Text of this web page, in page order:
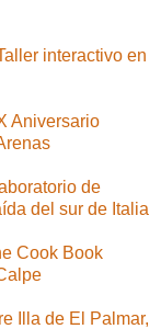
interactivo en
Aniversario
de
del sur de Italia
Cook Book
Illa de El Palmar,